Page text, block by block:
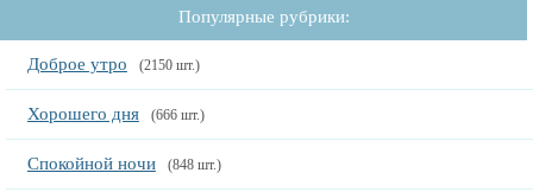
Популярные рубрики:
Доброе утро (2150 шт.)
Хорошего дня (666 шт.)
Спокойной ночи (848 шт.)